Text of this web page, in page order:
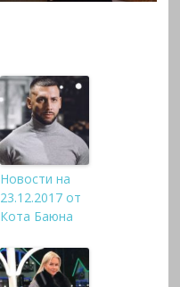
Новости на
23.12.2017 от
Кота Баюна